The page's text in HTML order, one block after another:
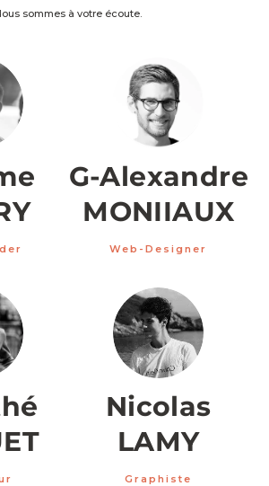
sommes à votre écoute.
G-Alexandre
MONIIAUX
Web-Designer
Nicolas
LAMY
Graphiste